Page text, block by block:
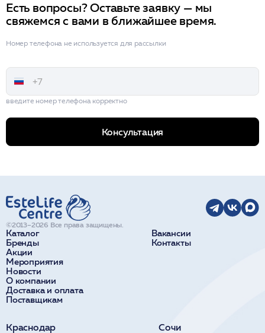
Есть вопросы? Оставьте заявку — мы
свяжемся с вами в ближайшее время.
Номер телефона не используется для рассылки
введите номер телефона корректно
Консультация
Каталог
Бренды
Акции
Мероприятия
Новости
О компании
Доставка и оплата
Поставщикам
Вакансии
Контакты
©2013–2026 Все права защищены.
Краснодар Сочи